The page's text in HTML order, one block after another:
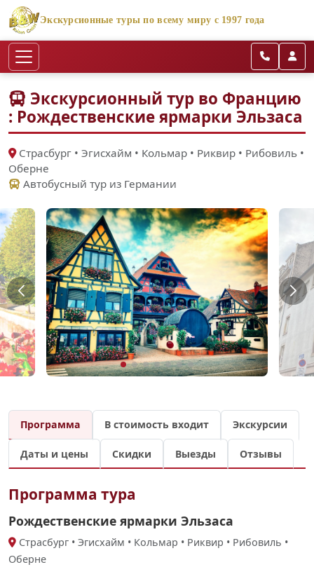
Экскурсионные туры по всему миру с 1997 года
Экскурсионный тур во Францию
: Рождественские ярмарки Эльзаса
Cтрасбург • Эгисхайм • Кольмар • Риквир • Рибовиль •
Оберне
Автобусный тур из Германии
Программа В стоимость входит Экскурсии
Даты и цены Скидки Выезды Отзывы
Программа тура
Рождественские ярмарки Эльзаса
Cтрасбург • Эгисхайм • Кольмар • Риквир • Рибовиль •
Оберне